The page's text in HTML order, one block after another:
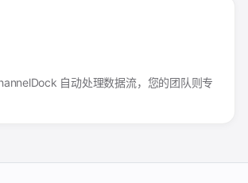
自动处理数据流，您的团队则专